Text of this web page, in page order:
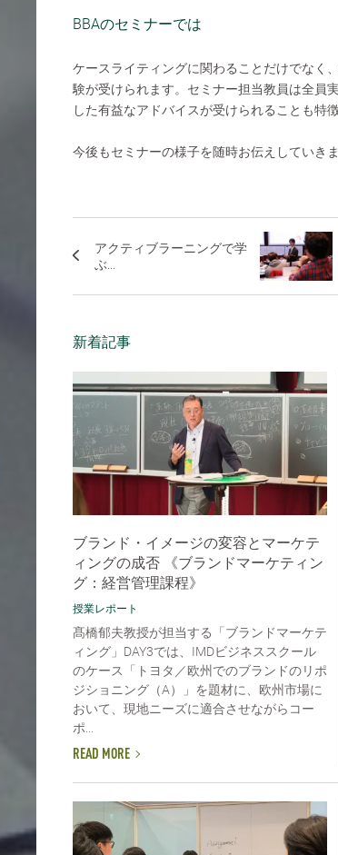
BBAのセミナーでは
ケースライティングに関わることだけでなく
験が受けられます。セミナー担当教員は全員
した有益なアドバイスが受けられることも特徴
今後もセミナーの様子を随時お伝えしていきま
アクティブラーニングで学
ぶ...
新着記事
ブランド・イメージの変容とマーケテ
ィングの成否 《ブランドマーケティン
グ：経営管理課程》
授業レポート
髙橋郁夫教授が担当する「ブランドマーケテ
ィング」DAY3では、IMDビジネススクール
のケース「トヨタ／欧州でのブランドのリポ
ジショニング（A）」を題材に、欧州市場に
おいて、現地ニーズに適合させながらコー
ポ...
READ MORE